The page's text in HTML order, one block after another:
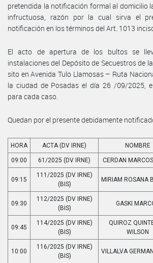
pretendida la notificación formal al domicilio
infructuosa, razón por la cual sirva el
notificación en los términos del Art. 1013
El acto de apertura de los bultos se
instalaciones del Depósito de Secuestros de
sito en Avenida Tulo Llamosas – Ruta
la ciudad de Posadas el día 26 /09/2025,
para cada caso.
Quedan por el presente debidamente
HORA ACTA (DV IRNE) NOMBRE
09:00 61/2025 (DV IRNE) CERDAN
09:15
111/2025 (DV IRNE)
(BIS)
MIRIAM ROSANA
09:30
112/2025 (DV IRNE)
(BIS)
GASKI
09:45
114/2025 (DV IRNE)
(BIS)
QUIROZ
WILSON
10:00
116/2025 (DV IRNE)
(BIS)
VILLALVA